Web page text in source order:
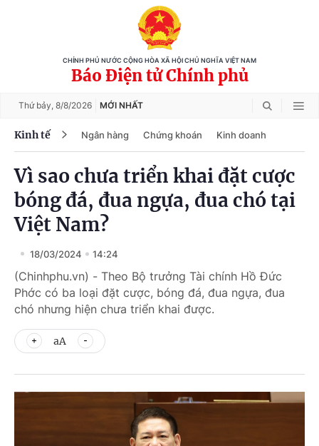
CHÍNH PHỦ NƯỚC CỘNG HÒA XÃ HỘI CHỦ NGHĨA VIỆT NAM
Báo Điện tử Chính phủ
Thứ bảy, 8/8/2026 MỚI NHẤT
Kinh tế Ngân hàng Chứng khoán Kinh doanh
Vì sao chưa triển khai đặt cược
bóng đá, đua ngựa, đua chó tại
Việt Nam?
18/03/2024 14:24
(Chinhphu.vn) - Theo Bộ trưởng Tài chính Hồ Đức
Phớc có ba loại đặt cược, bóng đá, đua ngựa, đua
chó nhưng hiện chưa triển khai được.
aA